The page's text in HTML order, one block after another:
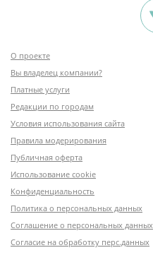
О проекте
Вы владелец компании?
Платные услуги
Редакции по городам
Условия использования сайта
Правила модерирования
Публичная оферта
Использование cookie
Конфиденциальность
Политика о персональных данных
Соглашение о персональных данных
Согласие на обработку перс.данных